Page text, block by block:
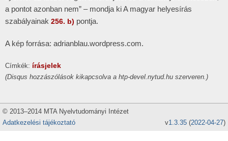
a pontot azonban nem” – mondja ki A magyar helyesírás
szabályainak 256. b) pontja.
A kép forrása: adrianblau.wordpress.com.
Címkék: írásjelek
(Disqus hozzászólások kikapcsolva a htp-devel.nytud.hu szerveren.)
© 2013–2014 MTA Nyelvtudományi Intézet
Adatkezelési tájékoztató
v1.3.35 (2022-04-27)